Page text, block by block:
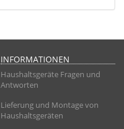
INFORMATIONEN
Haushaltsgeräte Fragen und
Antworten
Lieferung und Montage von
Haushaltsgeräten